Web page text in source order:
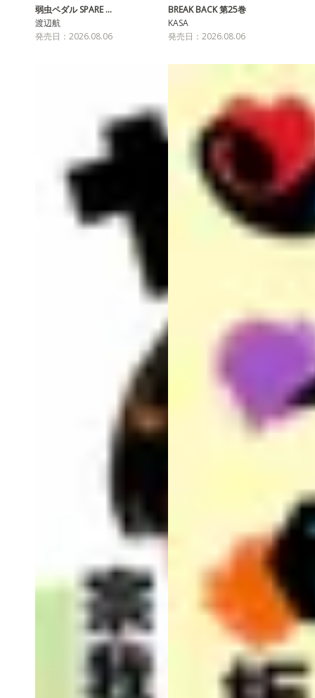
弱虫ペダル SPARE …
渡辺航
発売日：2026.08.06
BREAK BACK 第25巻
KASA
発売日：2026.08.06